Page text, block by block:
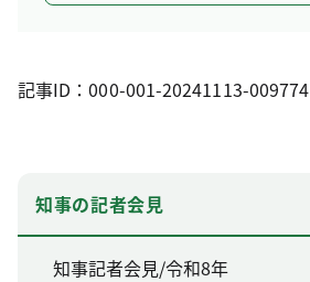
記事ID：000-001-20241113-009774
知事の記者会見
知事記者会見/令和8年